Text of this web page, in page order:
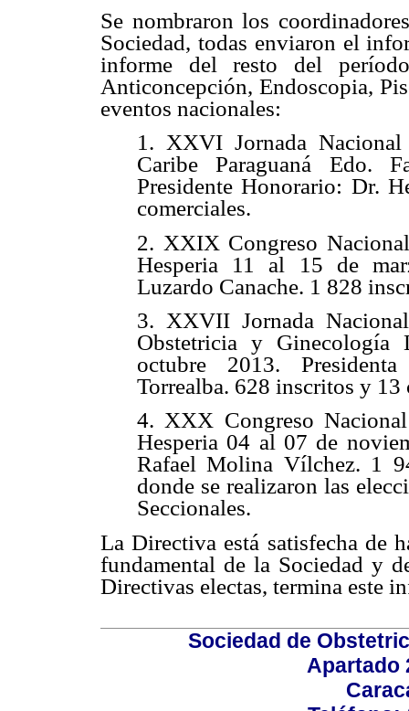
Se nombraron los
Sociedad, todas enviaron el
informe del resto del
Anticoncepción, Endoscopia,
eventos nacionales:
1. XXVI Jornada
Caribe Paraguaná Edo.
Presidente Honorario: Dr.
comerciales.
2. XXIX Congreso
Hesperia 11 al 15 de
Luzardo Canache. 1 828
3. XXVII Jornada
Obstetricia y
octubre 2013.
Torrealba. 628 inscritos y 13
4. XXX Congreso
Hesperia 04 al 07 de
Rafael Molina Vílchez. 1
donde se realizaron las
Seccionales.
La Directiva está satisfecha de
fundamental de la Sociedad y
Directivas electas, termina este
Sociedad de
Apartado